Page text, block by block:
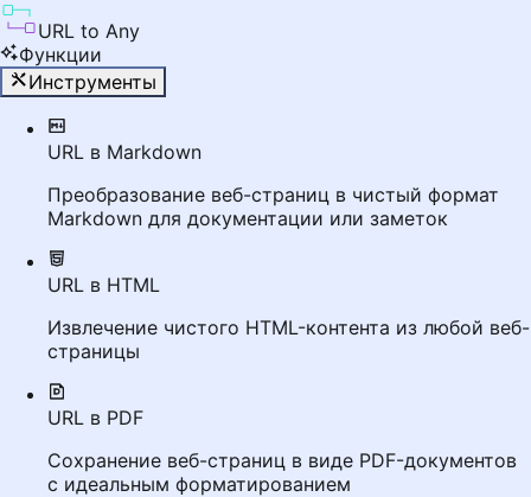
URL to Any
Функции
Инструменты
URL в Markdown
Преобразование веб-страниц в чистый формат
Markdown для документации или заметок
URL в HTML
Извлечение чистого HTML-контента из любой веб-
страницы
URL в PDF
Сохранение веб-страниц в виде PDF-документов
с идеальным форматированием